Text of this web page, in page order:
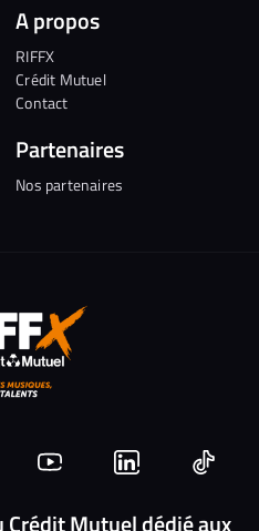
A propos
RIFFX
Crédit Mutuel
Contact
Partenaires
Nos partenaires
Nous
rejoindre
Nous
rejoindre
Nous
Crédit Mutuel dédié aux